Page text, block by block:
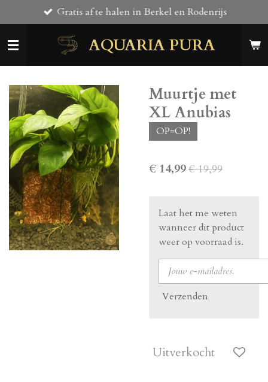
direct
naar
AQUARIA PURA
Gratis af te halen in Berkel en Rodenrijs
Muurtje met
XL Anubias
OP=OP!
€ 14,99€ 19,99
Laat het me weten
wanneer dit product
weer op voorraad is.
Verzenden
Uitverkocht